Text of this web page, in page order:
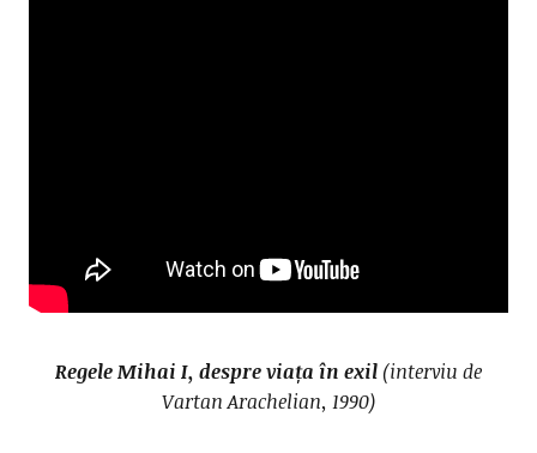
Regele Mihai I, despre viața în exil(interviu de
Vartan Arachelian, 1990)